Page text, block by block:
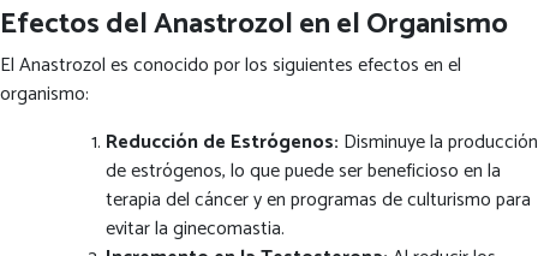
Efectos del Anastrozol en el Organismo
El Anastrozol es conocido por los siguientes efectos en el
organismo:
Reducción de Estrógenos: Disminuye la producción
de estrógenos, lo que puede ser beneficioso en la
terapia del cáncer y en programas de culturismo para
evitar la ginecomastia.